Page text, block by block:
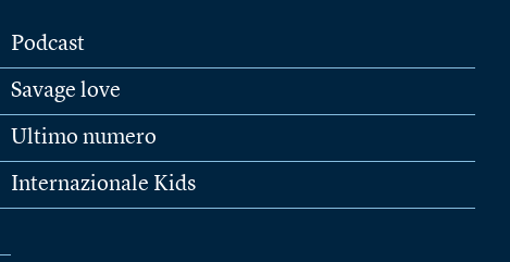
Podcast
Savage love
Ultimo numero
Internazionale Kids